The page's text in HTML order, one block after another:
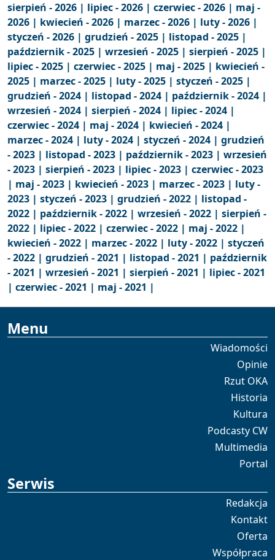
sierpień - 2026 | lipiec - 2026 | czerwiec - 2026 | maj -
2026 | kwiecień - 2026 | marzec - 2026 | luty - 2026 |
styczeń - 2026 | grudzień - 2025 | listopad - 2025 |
październik - 2025 | wrzesień - 2025 | sierpień - 2025 |
lipiec - 2025 | czerwiec - 2025 | maj - 2025 | kwiecień -
2025 | marzec - 2025 | luty - 2025 | styczeń - 2025 |
grudzień - 2024 | listopad - 2024 | październik - 2024 |
wrzesień - 2024 | sierpień - 2024 | lipiec - 2024 |
czerwiec - 2024 | maj - 2024 | kwiecień - 2024 |
marzec - 2024 | luty - 2024 | styczeń - 2024 | grudzień
- 2023 | listopad - 2023 | październik - 2023 | wrzesień
- 2023 | sierpień - 2023 | lipiec - 2023 | czerwiec - 2023
| maj - 2023 | kwiecień - 2023 | marzec - 2023 | luty -
2023 | styczeń - 2023 | grudzień - 2022 | listopad -
2022 | październik - 2022 | wrzesień - 2022 | sierpień -
2022 | lipiec - 2022 | czerwiec - 2022 | maj - 2022 |
kwiecień - 2022 | marzec - 2022 | luty - 2022 | styczeń
- 2022 | grudzień - 2021 | listopad - 2021 | październik
- 2021 | wrzesień - 2021 | sierpień - 2021 | lipiec - 2021
| czerwiec - 2021 | maj - 2021 |
Menu
Wiadomości
Opinie
Rzut OKA
Historia
Kultura
Podcasty CW
Multimedia
Portal
Serwis
Redakcja
Kontakt
Oferta
Współpraca